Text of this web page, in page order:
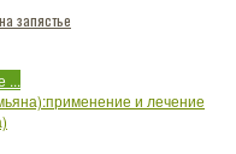
запястье
...